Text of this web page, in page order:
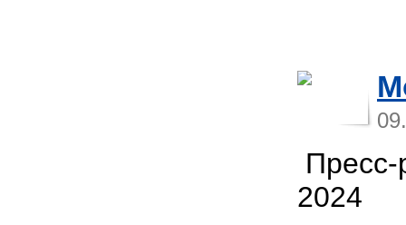
2024